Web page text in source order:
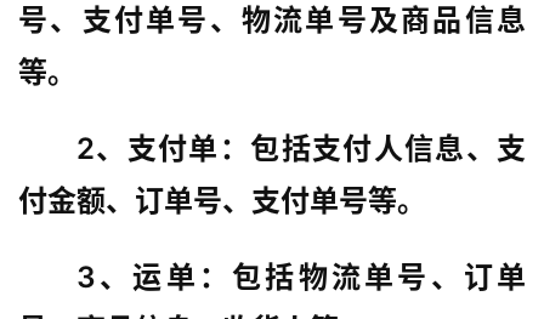
号、支付单号、物流单号及商品信息
等。
2、支付单：包括支付人信息、支
付金额、订单号、支付单号等。
3、运单：包括物流单号、订单